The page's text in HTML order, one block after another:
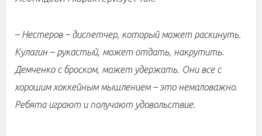
– Нестеров – диспетчер, который может раскинуть.
Кулагин – рукастый, может отдать, накрутить.
Демченко с броском, может удержать. Они все с
хорошим хоккейным мышлением – это немаловажно.
Ребята играют и получают удовольствие.